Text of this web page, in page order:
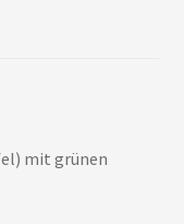
mit grünen